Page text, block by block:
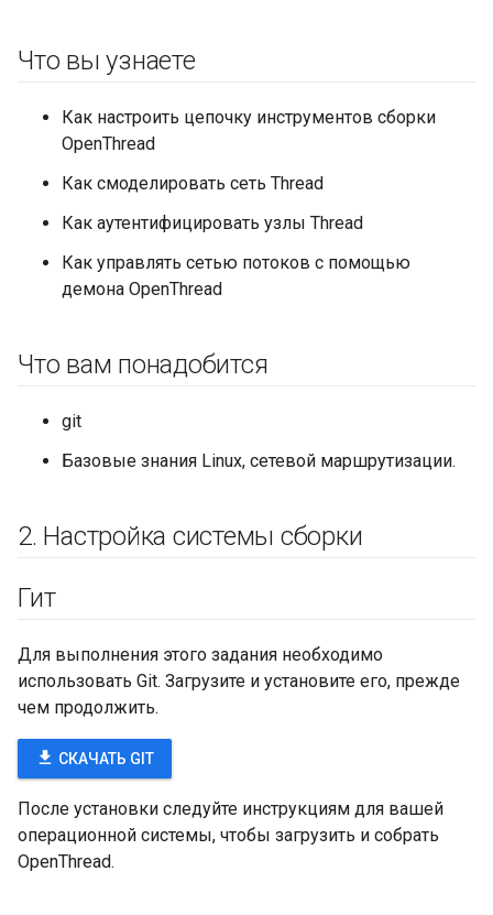
Что вы узнаете
Как настроить цепочку инструментов сборки
OpenThread
Как смоделировать сеть Thread
Как аутентифицировать узлы Thread
Как управлять сетью потоков с помощью
демона OpenThread
Что вам понадобится
git
Базовые знания Linux, сетевой маршрутизации.
2. Настройка системы сборки
Гит
Для выполнения этого задания необходимо
использовать Git. Загрузите и установите его, прежде
чем продолжить.
file_download СКАЧАТЬ GIT
После установки следуйте инструкциям для вашей
операционной системы, чтобы загрузить и собрать
OpenThread.